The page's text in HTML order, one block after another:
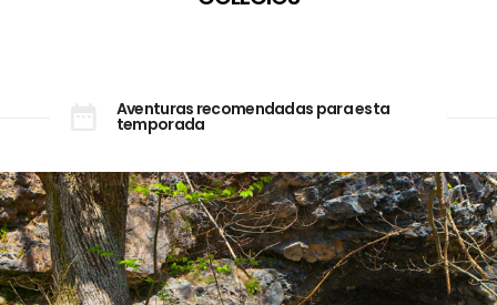
Aventuras recomendadas para esta
temporada